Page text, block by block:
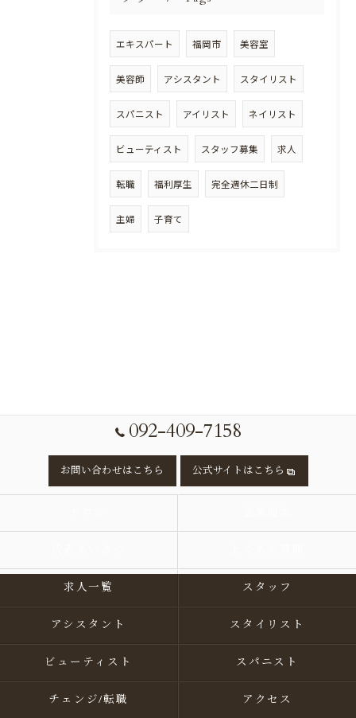
エキスパート 福岡市 美容室
美容師 アシスタント スタイリスト
スパニスト アイリスト ネイリスト
ビューティスト スタッフ募集 求人
転職 福利厚生 完全週休二日制
主婦 子育て
092-409-7158
お問い合わせはこちら 公式サイトはこちら
求人一覧 スタッフ
アシスタント スタイリスト
ビューティスト スパニスト
チェンジ/転職 アクセス